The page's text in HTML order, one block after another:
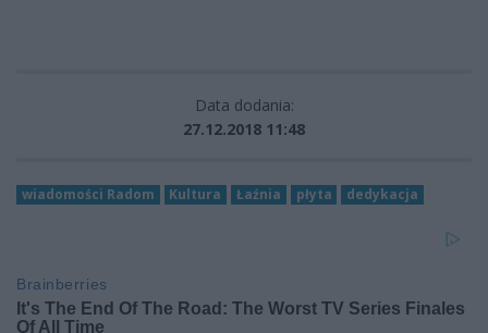
Data dodania:
27.12.2018 11:48
wiadomości Radom Kultura Łaźnia płyta dedykacja